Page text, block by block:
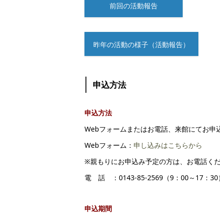
前回の活動報告
昨年の活動の様子（活動報告）
申込方法
申込方法
Webフォームまたはお電話、来館にてお申
Webフォーム： 申し込みはこちらから
※親もりにお申込み予定の方は、お電話くだ
電 話 ：0143-85-2569（9：00～17：30）
申込期間